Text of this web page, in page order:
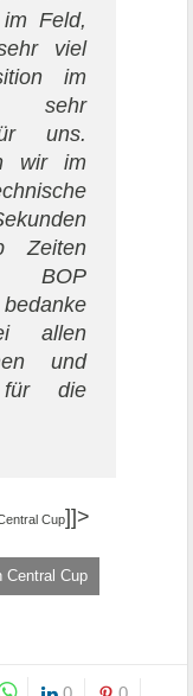
Feld,
viel
im
uns.
wir im
Zeiten
BOP
allen
und
die
Cup]]>
Central Cup